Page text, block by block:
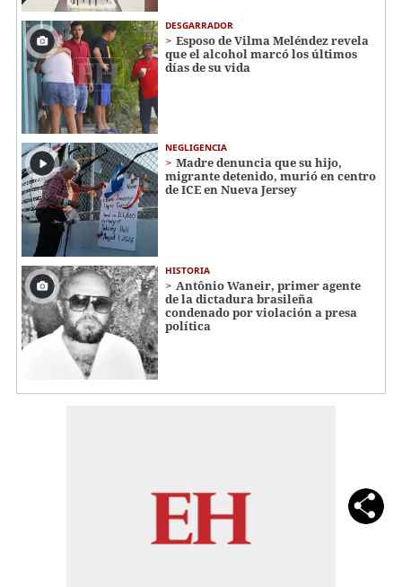
DESGARRADOR
Esposo de Vilma Meléndez revela
que el alcohol marcó los últimos
días de su vida
NEGLIGENCIA
Madre denuncia que su hijo,
migrante detenido, murió en centro
de ICE en Nueva Jersey
HISTORIA
Antônio Waneir, primer agente
de la dictadura brasileña
condenado por violación a presa
política